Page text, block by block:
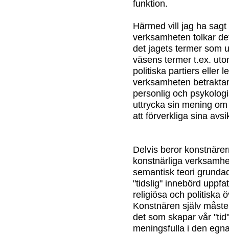
funktion.
Härmed vill jag ha
verksamheten tolkar
det jagets termer som
väsens termer t.ex.
politiska partiers eller
verksamheten
personlig och
uttrycka sin mening
att förverkliga sina
Delvis beror
konstnärliga
semantisk teori
"tidslig" innebörd
religiösa och politiska
Konstnären själv
det som skapar vår
meningsfulla i den